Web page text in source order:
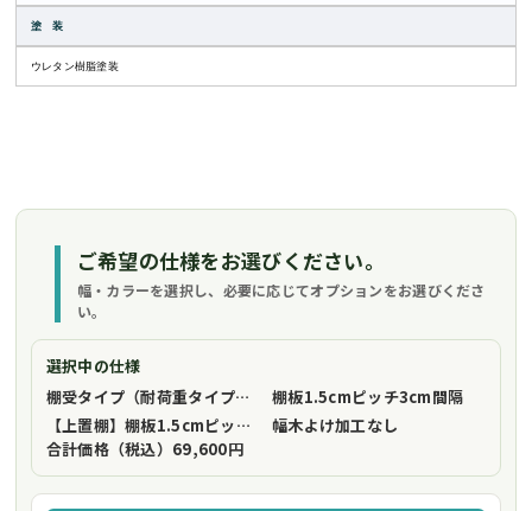
塗 装
ウレタン樹脂塗装
ご希望の仕様をお選びください。
幅・カラーを選択し、必要に応じてオプションをお選びくださ
い。
選択中の仕様
棚受タイプ（耐荷重タイプ）
フリーストップ棚受（標準仕様）
棚板1.5cmピッチ3cm間隔
【上置棚】棚板1.5cmピッチ
3cm間隔
幅木よけ加工なし
合計価格（税込） 69,600円